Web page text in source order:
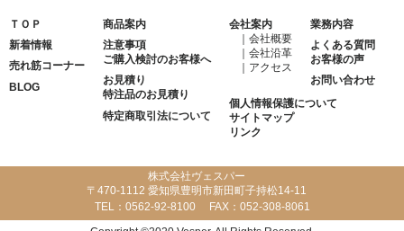
ＴＯＰ
新着情報
売れ筋コーナー
BLOG
商品案内
注意事項
ご購入検討のお客様へ
お見積り
特注品のお見積り
特定商取引法について
会社案内
会社概要
会社沿革
アクセス
業務内容
よくある質問
お客様の声
お問い合わせ
個人情報保護について
サイトマップ
リンク
株式会社ヴェスパー
〒470-1112 愛知県豊明市新田町子持松14-11
TEL： 0562-92-8100 FAX： 052-308-8061